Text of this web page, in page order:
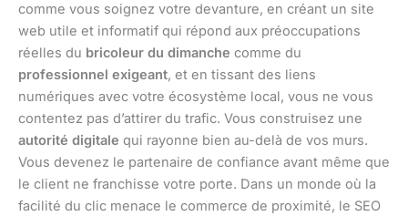
comme vous soignez votre devanture, en créant un site
web utile et informatif qui répond aux préoccupations
réelles du bricoleur du dimanche comme du
professionnel exigeant, et en tissant des liens
numériques avec votre écosystème local, vous ne vous
contentez pas d’attirer du trafic. Vous construisez une
autorité digitale qui rayonne bien au-delà de vos murs.
Vous devenez le partenaire de confiance avant même que
le client ne franchisse votre porte. Dans un monde où la
facilité du clic menace le commerce de proximité, le SEO